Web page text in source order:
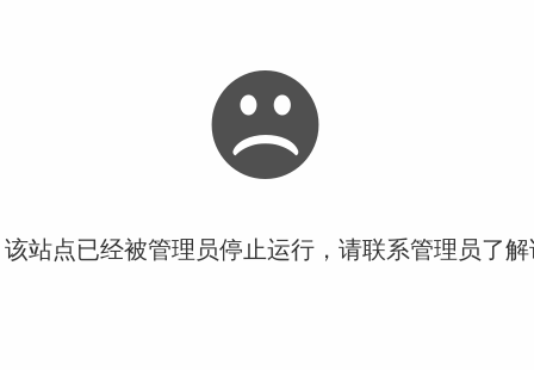
站点已经被管理员停止运行，请联系管理员了